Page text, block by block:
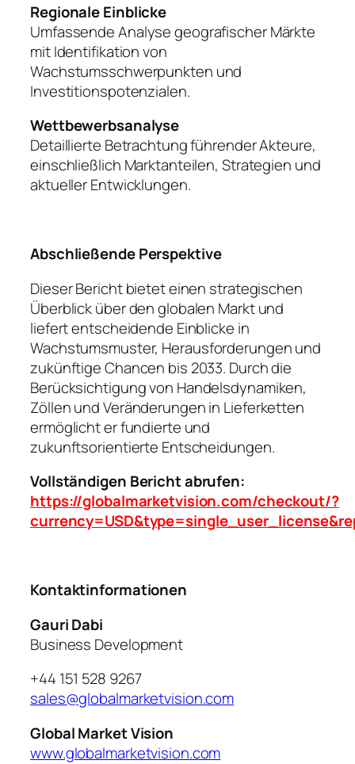
Regionale Einblicke
Umfassende Analyse geografischer Märkte
mit Identifikation von
Wachstumsschwerpunkten und
Investitionspotenzialen.
Wettbewerbsanalyse
Detaillierte Betrachtung führender Akteure,
einschließlich Marktanteilen, Strategien und
aktueller Entwicklungen.
Abschließende Perspektive
Dieser Bericht bietet einen strategischen
Überblick über den globalen Markt und
liefert entscheidende Einblicke in
Wachstumsmuster, Herausforderungen und
zukünftige Chancen bis 2033. Durch die
Berücksichtigung von Handelsdynamiken,
Zöllen und Veränderungen in Lieferketten
ermöglicht er fundierte und
zukunftsorientierte Entscheidungen.
Vollständigen Bericht abrufen:
https://globalmarketvision.com/checkout/?
Kontaktinformationen
Gauri Dabi
Business Development
+44 151 528 9267
sales@globalmarketvision.com
Global Market Vision
www.globalmarketvision.com